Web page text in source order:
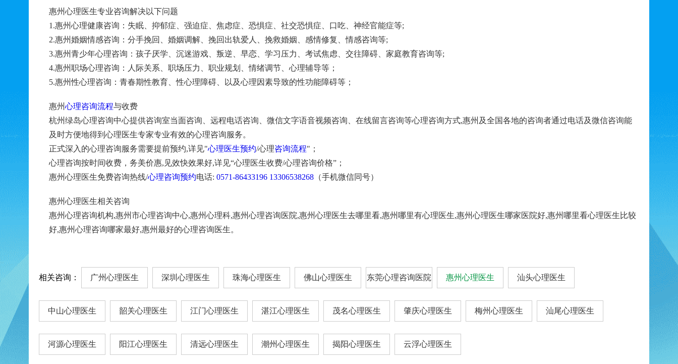
惠州心理医生专业咨询解决以下问题
1.惠州心理健康咨询：失眠、抑郁症、强迫症、焦虑症、恐惧症、社交恐惧症、口吃、神经官能症等;
2.惠州婚姻情感咨询：分手挽回、婚姻调解、挽回出轨爱人、挽救婚姻、感情修复、情感咨询等;
3.惠州青少年心理咨询：孩子厌学、沉迷游戏、叛逆、早恋、学习压力、考试焦虑、交往障碍、家庭教育咨询等;
4.惠州职场心理咨询：人际关系、职场压力、职业规划、情绪调节、心理辅导等；
5.惠州性心理咨询：青春期性教育、性心理障碍、以及心理因素导致的性功能障碍等；
惠州心理咨询流程与收费
杭州绿岛心理咨询中心提供咨询室当面咨询、远程电话咨询、微信文字语音视频咨询、在线留言咨询等心理咨询方式,惠州及全国各地的咨询者通过电话及微信咨询能
及时方便地得到心理医生专家专业有效的心理咨询服务。
正式深入的心理咨询服务需要提前预约,详见"心理医生预约/心理咨询流程"；
心理咨询按时间收费，务美价惠,见效快效果好,详见“心理医生收费/心理咨询价格”；
惠州心理医生免费咨询热线/心理咨询预约电话: 0571-86433196 13306538268 （手机微信同号）
惠州心理医生相关咨询
惠州心理咨询机构,惠州市心理咨询中心,惠州心理科,惠州心理咨询医院,惠州心理医生去哪里看,惠州哪里有心理医生,惠州心理医生哪家医院好,惠州哪里看心理医生比较
好,惠州心理咨询哪家最好,惠州最好的心理咨询医生。
相关咨询： 广州心理医生 深圳心理医生 珠海心理医生 佛山心理医生 东莞心理咨询医院 惠州心理医生 汕头心理医生
中山心理医生 韶关心理医生 江门心理医生 湛江心理医生 茂名心理医生 肇庆心理医生 梅州心理医生 汕尾心理医生
河源心理医生 阳江心理医生 清远心理医生 潮州心理医生 揭阳心理医生 云浮心理医生